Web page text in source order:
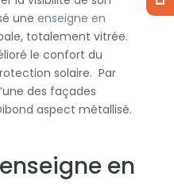
une enseigne en
totalement vitrée.
le confort du
solaire. Par
des façades
aspect métallisé.
en